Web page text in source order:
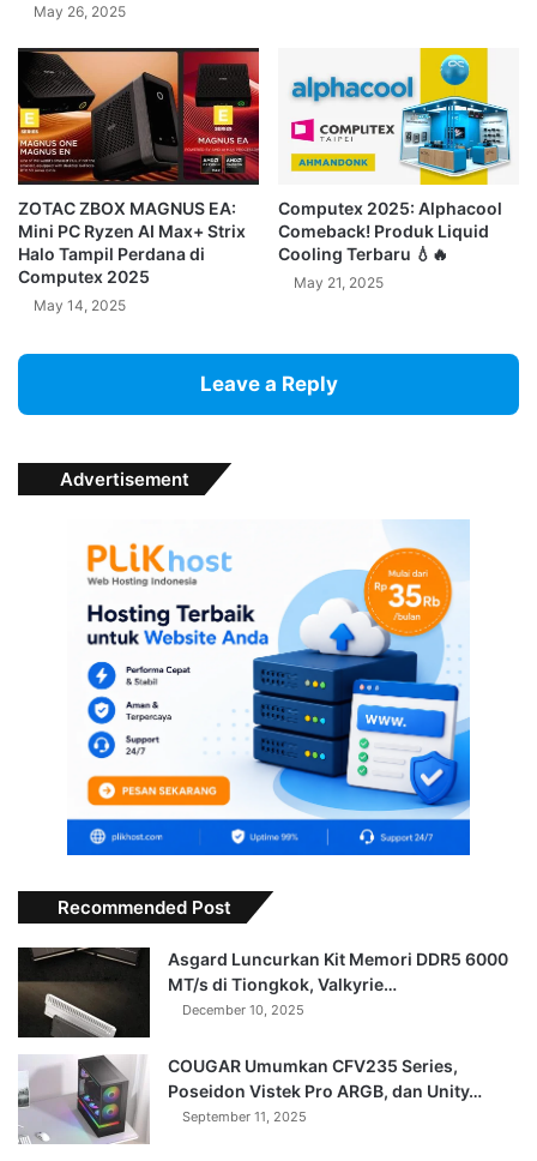
May 26, 2025
ZOTAC ZBOX MAGNUS EA:
Mini PC Ryzen AI Max+ Strix
Halo Tampil Perdana di
Computex 2025
May 14, 2025
Computex 2025: Alphacool
Comeback! Produk Liquid
Cooling Terbaru 💧🔥
May 21, 2025
Leave a Reply
Advertisement
Recommended Post
Asgard Luncurkan Kit Memori DDR5 6000
MT/s di Tiongkok, Valkyrie…
December 10, 2025
COUGAR Umumkan CFV235 Series,
Poseidon Vistek Pro ARGB, dan Unity…
September 11, 2025